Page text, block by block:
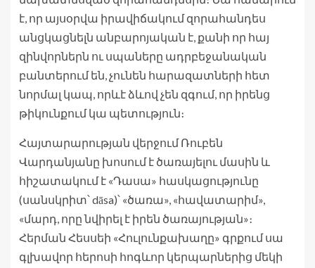
է, որ այսօրվա իրավիճակում զորահանդես
անցկացնելն անբարոյական է, քանի որ հայ
զինվորներն ու սպաները ադրբեջանական
բանտերում են, չունեն հարազատների հետ
նորմալ կապ, որևէ ձևով չեն զգում, որ իրենց
թիկունքում կա պետություն։
Հայտարարության վերջում Ռուբեն
Վարդանյանը խոսում է ծառայելու մասին և
հիշատակում է «Դասա» հասկացությունը
(սանսկրիտ՝ dāsa)՝ «ծառա», «հավատարիմ»,
«մարդ, որը նվիրել է իրեն ծառայության»։
Հերման Հեսսեի «Հուլունքախաղը» գրքում սա
գլխավոր հերոսի հոգևոր կերպարներից մեկի